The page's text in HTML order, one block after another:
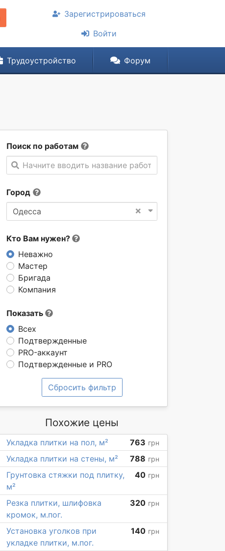
Зарегистрироваться
Войти
Трудоустройство Форум
Поиск по работам
Начните вводить название работы
Город
×
Одесса
Кто Вам нужен?
Неважно
Мастер
Бригада
Компания
Показать
Всех
Подтвержденные
PRO-аккаунт
Подтвержденные и PRO
Сбросить фильтр
Похожие цены
Укладка плитки на пол, м² 763 грн
Укладка плитки на стены, м² 788 грн
Грунтовка стяжки под плитку,
м²
40 грн
Резка плитки, шлифовка
кромок, м.пог.
320 грн
Установка уголков при
укладке плитки, м.пог.
140 грн